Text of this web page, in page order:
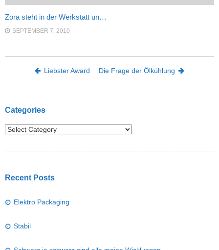
Zora steht in der Werkstatt un…
SEPTEMBER 7, 2010
Post navigation
Liebster Award Die Frage der Ölkühlung
Categories
Recent Posts
Elektro Packaging
Stabil